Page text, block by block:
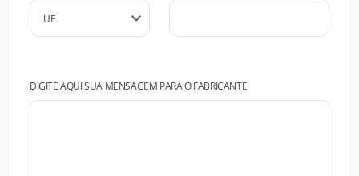
DIGITE AQUI SUA MENSAGEM PARA O FABRICANTE